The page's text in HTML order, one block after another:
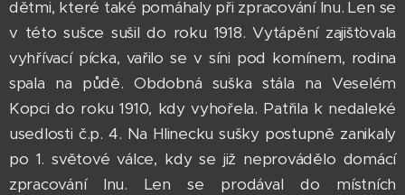
dětmi, které také pomáhaly při zpracování lnu. Len se
v této sušce sušil do roku 1918. Vytápění zajišťovala
vyhřívací pícka, vařilo se v síni pod komínem, rodina
spala na půdě. Obdobná suška stála na Veselém
Kopci do roku 1910, kdy vyhořela. Patřila k nedaleké
usedlosti č.p. 4. Na Hlinecku sušky postupně zanikaly
po 1. světové válce, kdy se již neprovádělo domácí
zpracování lnu. Len se prodával do místních